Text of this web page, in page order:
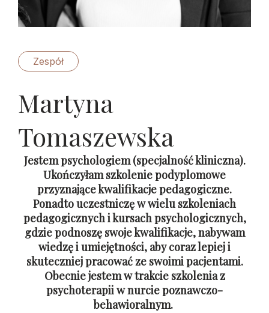
Zespół
Martyna
Tomaszewska
Jestem psychologiem (specjalność kliniczna).
Ukończyłam szkolenie podyplomowe
przyznające kwalifikacje pedagogiczne.
Ponadto uczestniczę w wielu szkoleniach
pedagogicznych i kursach psychologicznych,
gdzie podnoszę swoje kwalifikacje, nabywam
wiedzę i umiejętności, aby coraz lepiej i
skuteczniej pracować ze swoimi pacjentami.
Obecnie jestem w trakcie szkolenia z
psychoterapii w nurcie poznawczo-
behawioralnym.